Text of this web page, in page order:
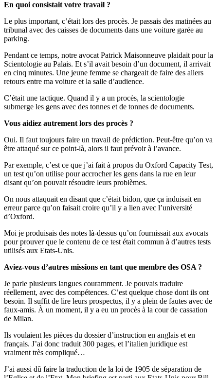
En quoi consistait votre travail ?
Le plus important, c’était lors des procès. Je passais des matinées au
tribunal avec des caisses de documents dans une voiture garée au
parking.
Pendant ce temps, notre avocat Patrick Maisonneuve plaidait pour la
Scientologie au Palais. Et s’il avait besoin d’un document, il arrivait
en cinq minutes. Une jeune femme se chargeait de faire des allers
retours entre ma voiture et la salle d’audience.
C’était une tactique. Quand il y a un procès, la scientologie
submerge les gens avec des tonnes et de tonnes de documents.
Vous aidiez autrement lors des procès ?
Oui. Il faut toujours faire un travail de prédiction. Peut-être qu’on va
être attaqué sur ce point-là, alors il faut prévoir à l’avance.
Par exemple, c’est ce que j’ai fait à propos du Oxford Capacity Test,
un test qu’on utilise pour accrocher les gens dans la rue en leur
disant qu’on pouvait résoudre leurs problèmes.
On nous attaquait en disant que c’était bidon, que ça induisait en
erreur parce qu’on faisait croire qu’il y a lien avec l’université
d’Oxford.
Moi je produisais des notes là-dessus qu’on fournissait aux avocats
pour prouver que le contenu de ce test était commun à d’autres tests
utilisés aux Etats-Unis.
Aviez-vous d’autres missions en tant que membre des OSA ?
Je parle plusieurs langues couramment. Je pouvais traduire
réellement, avec des compétences. C’est quelque chose dont ils ont
besoin. Il suffit de lire leurs prospectus, il y a plein de fautes avec de
faux-amis. À un moment, il y a eu un procès à la cour de cassation
de Milan.
Ils voulaient les pièces du dossier d’instruction en anglais et en
français. J’ai donc traduit 300 pages, et l’italien juridique est
vraiment très compliqué…
J’ai aussi dû faire la traduction de la loi de 1905 de séparation de